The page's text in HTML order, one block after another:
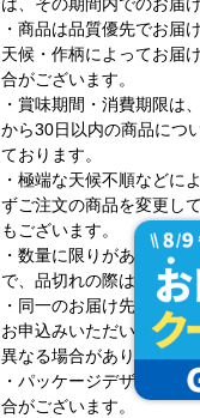
は、その期間内でのお届
・商品は品質優先でお届
天候・作柄によってお届
合がございます。
・賞味期間・消費期限は
から30日以内の商品につ
ております。
・極端な天候不順などに
ずご注文の商品を変更し
もございます。
・数量に限りがある商品
で、品切れの際はご容赦
・同一のお届け先に異な
お申込みいただいた場合
異なる場合があります。
・パッケージデザイン等
合がございます。